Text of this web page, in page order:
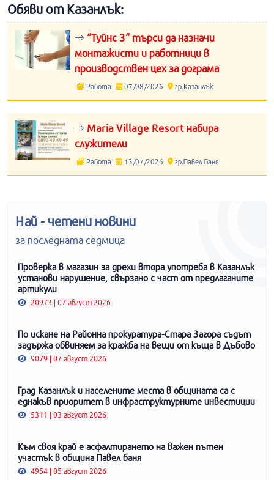
Обяви от Казанлък:
“Туйнс 3“ търси да назначи
монтажисти и работници в
производствен цех за дограма
Работа 07/08/2026 гр.Казанлък
Maria Village Resort набира
служители
Работа 13/07/2026 гр.Павел Баня
Най - четени новини
за последната седмица
Проверка в магазин за дрехи втора употреба в Казанлък
установи нарушение, свързано с част от предлаганите
артикули
20973 | 07 август 2026
По искане на Районна прокуратура-Стара Загора съдът
задържа обвиняем за кражба на вещи от къща в Дъбово
9079 | 07 август 2026
Град Казанлък и населените места в общината са с
еднакъв приоритет в инфраструктурните инвестиции
5311 | 03 август 2026
Към своя край е асфалтирането на важен пътен
участък в община Павел баня
4954 | 05 август 2026